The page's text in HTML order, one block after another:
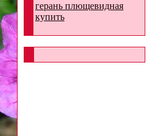
герань плющевидная
купить